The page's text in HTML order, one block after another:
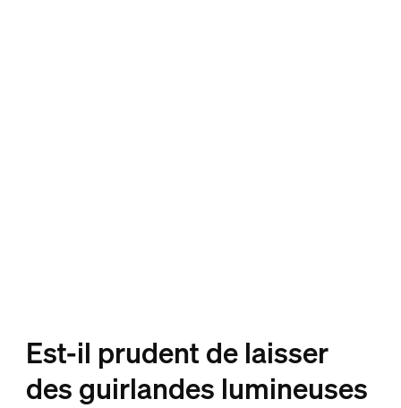
Est-il prudent de laisser
des guirlandes lumineuses